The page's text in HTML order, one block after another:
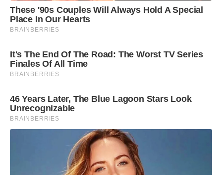
These '90s Couples Will Always Hold A Special
Place In Our Hearts
BRAINBERRIES
It's The End Of The Road: The Worst TV Series
Finales Of All Time
BRAINBERRIES
46 Years Later, The Blue Lagoon Stars Look
Unrecognizable
BRAINBERRIES